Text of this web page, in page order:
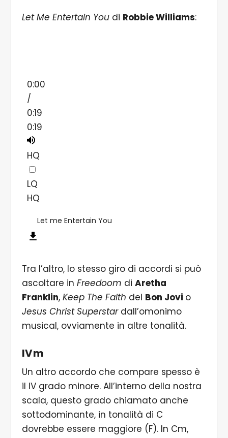
Let Me Entertain Youdi Robbie Williams:
0:00
/
0:19
0:19
HQ
LQ
HQ
Let me Entertain You
Tra l’altro, lo stesso giro di accordi si può
ascoltare in Freedoom di Aretha
Franklin, Keep The Faith dei Bon Jovi o
Jesus Christ Superstardall’omonimo
musical, ovviamente in altre tonalità.
IVm
Un altro accordo che compare spesso è
il IV grado minore. All’interno della nostra
scala, questo grado chiamato anche
sottodominante, in tonalità di C
dovrebbe essere maggiore (F). In Cm,